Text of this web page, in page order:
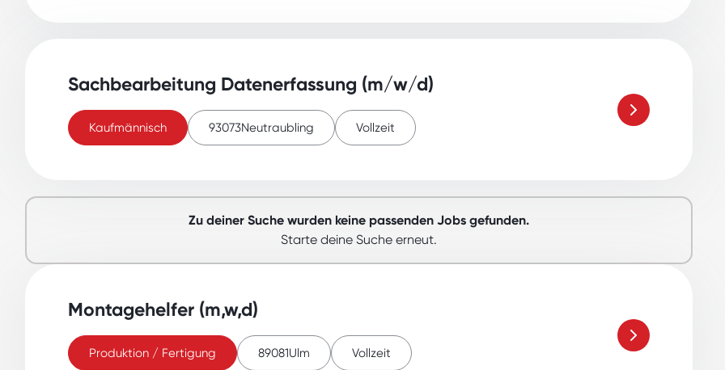
Sachbearbeitung Datenerfassung (m/w/d)
Kaufmännisch 93073Neutraubling Vollzeit
Zu deiner Suche wurden keine passenden Jobs gefunden.
Starte deine Suche erneut.
Montagehelfer (m,w,d)
Produktion / Fertigung 89081Ulm Vollzeit